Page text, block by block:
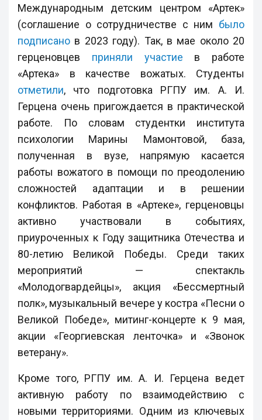
Международным детским центром «Артек»
(соглашение о сотрудничестве с ним было
подписано в 2023 году). Так, в мае около 20
герценовцев приняли участие в работе
«Артека» в качестве вожатых. Студенты
отметили, что подготовка РГПУ им. А. И.
Герцена очень пригождается в практической
работе. По словам студентки института
психологии Марины Мамонтовой, база,
полученная в вузе, напрямую касается
работы вожатого в помощи по преодолению
сложностей адаптации и в решении
конфликтов. Работая в «Артеке», герценовцы
активно участвовали в событиях,
приуроченных к Году защитника Отечества и
80-летию Великой Победы. Среди таких
мероприятий — спектакль
«Молодогвардейцы», акция «Бессмертный
полк», музыкальный вечере у костра «Песни о
Великой Победе», митинг-концерте к 9 мая,
акции «Георгиевская ленточка» и «Звонок
ветерану».
Кроме того, РГПУ им. А. И. Герцена ведет
активную работу по взаимодействию с
новыми территориями. Одним из ключевых